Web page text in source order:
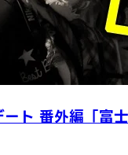
ト 番外編「富士